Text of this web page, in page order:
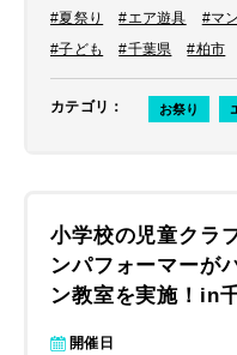
#夏祭り
#エア遊具 #マ
#子ども
#千葉県 #柏市
カテゴリ ： お祭り
小学校の児童クラ
ンパフォーマーが
ン教室を実施！in
開催日